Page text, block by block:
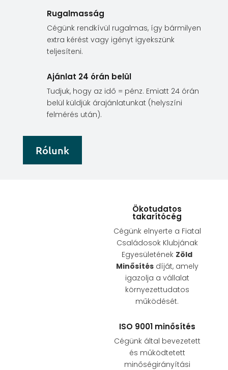
Rugalmasság
Cégünk rendkívül rugalmas, így bármilyen
extra kérést vagy igényt igyekszünk
teljesíteni.
Ajánlat 24 órán belül
Tudjuk, hogy az idő = pénz. Emiatt 24 órán
belül küldjük árajánlatunkat (helyszíni
felmérés után).
Rólunk
Ökotudatos
takarítócég
Cégünk elnyerte a Fiatal
Családosok Klubjának
Egyesületének Zöld
Minősítésdíját, amely
igazolja a vállalat
környezettudatos
működését.
ISO 9001 minősítés
Cégünk által bevezetett
és működtetett
minőségirányítási